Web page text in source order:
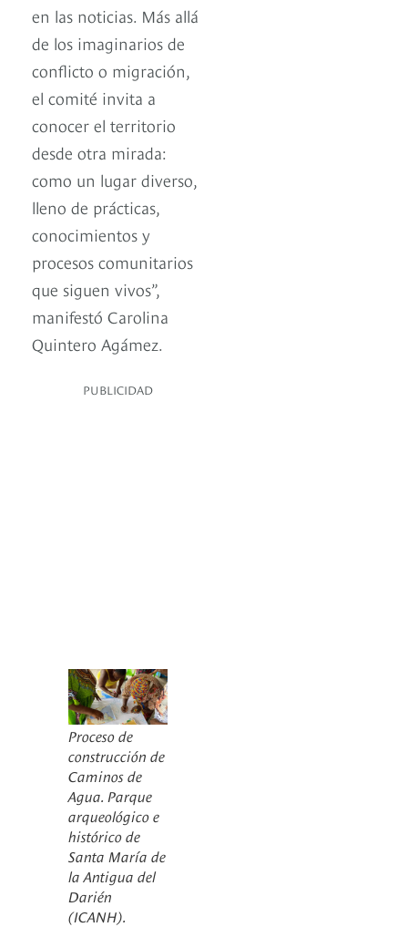
en las noticias. Más allá
de los imaginarios de
conflicto o migración,
el comité invita a
conocer el territorio
desde otra mirada:
como un lugar diverso,
lleno de prácticas,
conocimientos y
procesos comunitarios
que siguen vivos”,
manifestó Carolina
Quintero Agámez.
PUBLICIDAD
Proceso de
construcción de
Caminos de
Agua. Parque
arqueológico e
histórico de
Santa María de
la Antigua del
Darién
(ICANH).